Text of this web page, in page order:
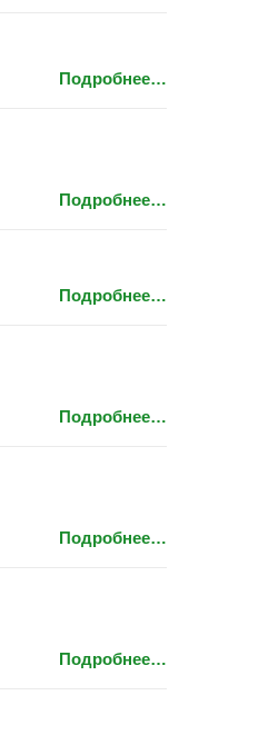
Подробнее…
Подробнее…
Подробнее…
Подробнее…
Подробнее…
Подробнее…